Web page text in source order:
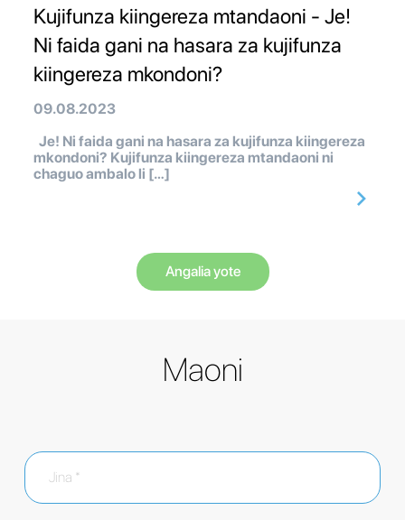
Kujifunza kiingereza mtandaoni - Je!
Ni faida gani na hasara za kujifunza
kiingereza mkondoni?
09.08.2023
Je! Ni faida gani na hasara za kujifunza kiingereza
mkondoni? Kujifunza kiingereza mtandaoni ni
chaguo ambalo li […]
Angalia yote
Maoni